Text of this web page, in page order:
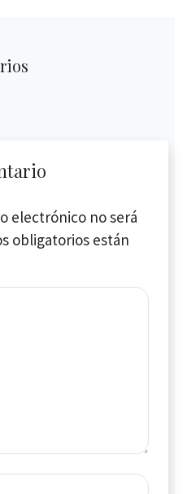
electrónico no será
obligatorios están